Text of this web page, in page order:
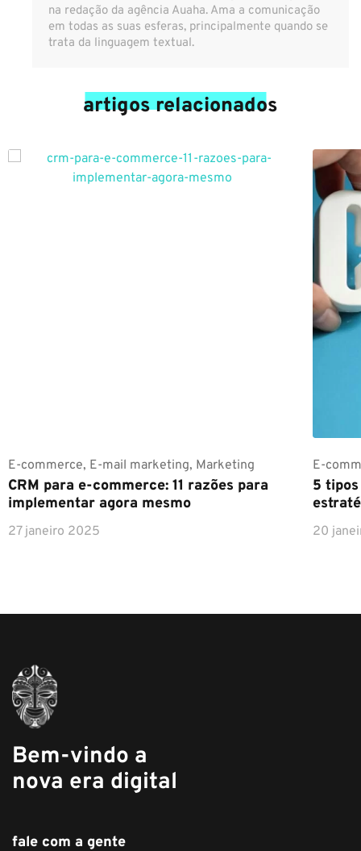
na redação da agência Auaha. Ama a comunicação
em todas as suas esferas, principalmente quando se
trata da linguagem textual.
artigos relacionados
E-commerce, E-mail marketing, Marketing
CRM para e-commerce: 11 razões para
implementar agora mesmo
27 janeiro 2025
E-
5
20
Bem-vindo a
nova era digital
fale com a gente